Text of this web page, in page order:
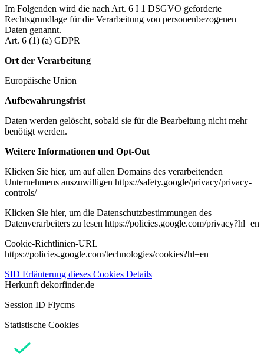
Im Folgenden wird die nach Art. 6 I 1 DSGVO geforderte
Rechtsgrundlage für die Verarbeitung von personenbezogenen
Daten genannt.
Art. 6 (1) (a) GDPR
Ort der Verarbeitung
Europäische Union
Aufbewahrungsfrist
Daten werden gelöscht, sobald sie für die Bearbeitung nicht mehr
benötigt werden.
Weitere Informationen und Opt-Out
Klicken Sie hier, um auf allen Domains des verarbeitenden
Unternehmens auszuwilligen https://safety.google/privacy/privacy-
controls/
Klicken Sie hier, um die Datenschutzbestimmungen des
Datenverarbeiters zu lesen https://policies.google.com/privacy?hl=en
Cookie-Richtlinien-URL
https://policies.google.com/technologies/cookies?hl=en
SID Erläuterung dieses Cookies Details
Herkunft dekorfinder.de
Session ID Flycms
Statistische Cookies